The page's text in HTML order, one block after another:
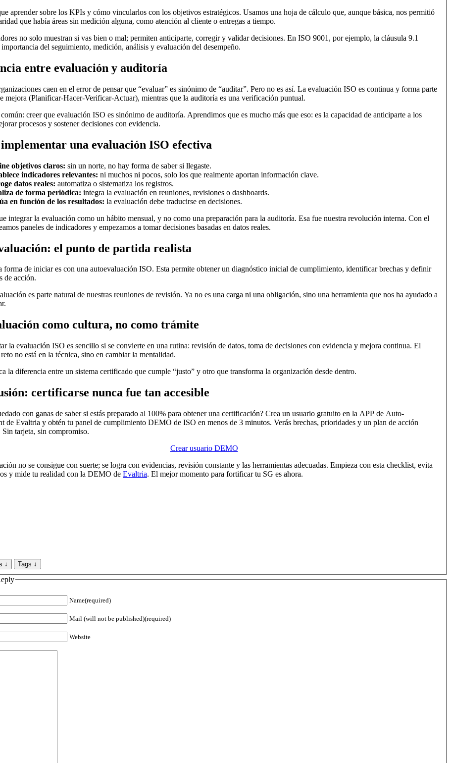
aprender sobre los KPIs y cómo vincularlos con los objetivos estratégicos. Usamos una hoja de cálculo que, aunque básica, nos permitió
que había áreas sin medición alguna, como atención al cliente o entregas a tiempo.
no solo muestran si vas bien o mal; permiten anticiparte, corregir y validar decisiones. En ISO 9001, por ejemplo, la cláusula 9.1
del seguimiento, medición, análisis y evaluación del desempeño.
entre evaluación y auditoría
caen en el error de pensar que “evaluar” es sinónimo de “auditar”. Pero no es así. La evaluación ISO es continua y forma parte
mejora (Planificar-Hacer-Verificar-Actuar), mientras que la auditoría es una verificación puntual.
creer que evaluación ISO es sinónimo de auditoría. Aprendimos que es mucho más que eso: es la capacidad de anticiparte a los
procesos y sostener decisiones con evidencia.
una evaluación ISO efectiva
objetivos claros: sin un norte, no hay forma de saber si llegaste.
indicadores relevantes: ni muchos ni pocos, solo los que realmente aportan información clave.
datos reales: automatiza o sistematiza los registros.
de forma periódica: integra la evaluación en reuniones, revisiones o dashboards.
en función de los resultados: la evaluación debe traducirse en decisiones.
integrar la evaluación como un hábito mensual, y no como una preparación para la auditoría. Esa fue nuestra revolución interna. Con el
paneles de indicadores y empezamos a tomar decisiones basadas en datos reales.
el punto de partida realista
forma de iniciar es con una autoevaluación ISO. Esta permite obtener un diagnóstico inicial de cumplimiento, identificar brechas y definir
de acción.
es parte natural de nuestras reuniones de revisión. Ya no es una carga ni una obligación, sino una herramienta que nos ha ayudado a
como cultura, no como trámite
la evaluación ISO es sencillo si se convierte en una rutina: revisión de datos, toma de decisiones con evidencia y mejora continua. El
no está en la técnica, sino en cambiar la mentalidad.
la diferencia entre un sistema certificado que cumple “justo” y otro que transforma la organización desde dentro.
certificarse nunca fue tan accesible
con ganas de saber si estás preparado al 100% para obtener una certificación? Crea un usuario gratuito en la APP de Auto-
de Evaltria y obtén tu panel de cumplimiento DEMO de ISO en menos de 3 minutos. Verás brechas, prioridades y un plan de acción
Sin tarjeta, sin compromiso.
Crear usuario DEMO
no se consigue con suerte; se logra con evidencias, revisión constante y las herramientas adecuadas. Empieza con esta checklist, evita
y mide tu realidad con la DEMO de Evaltria. El mejor momento para fortificar tu SG es ahora.
Name(required)
Mail (will not be published)(required)
Website